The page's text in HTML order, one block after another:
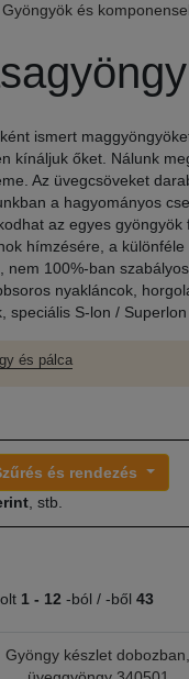
Gyöngyök és
ismert
kínáljuk őket. Nálunk
Az üvegcsöveket
a hagyományos
az egyes
hímzésére, a
nem 100%-ban
nyakláncok,
speciális S-lon /
és pálca
és rendezés
, stb.
1 - 12 -ból / -ből 43
Gyöngy készlet dobozban,